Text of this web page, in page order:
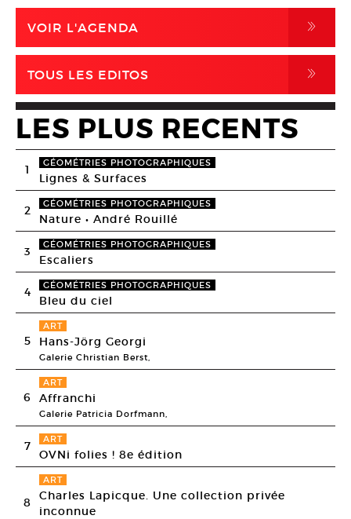
VOIR L'AGENDA ,
TOUS LES EDITOS ,
LES PLUS RECENTS
1 GÉOMÉTRIES PHOTOGRAPHIQUES
Lignes & Surfaces
2 GÉOMÉTRIES PHOTOGRAPHIQUES
Nature • André Rouillé
3 GÉOMÉTRIES PHOTOGRAPHIQUES
Escaliers
4 GÉOMÉTRIES PHOTOGRAPHIQUES
Bleu du ciel
5
ART
Hans-Jörg Georgi
Galerie Christian Berst,
6
ART
Affranchi
Galerie Patricia Dorfmann,
7 ART
OVNi folies ! 8e édition
8
ART
Charles Lapicque. Une collection privée
inconnue